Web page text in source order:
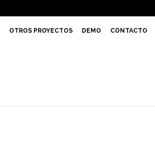
OTROS PROYECTOS DEMO CONTACTO